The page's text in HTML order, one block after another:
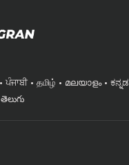
ਪੰਜਾਬੀ தமிழ் മലയാളം
ಕನ್ನಡ
తెలుగు